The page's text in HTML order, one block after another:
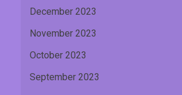
December 2023
November 2023
October 2023
September 2023